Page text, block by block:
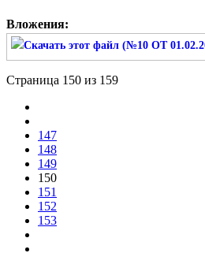
Вложения:
Страница 150 из 159
147
148
149
150
151
152
153